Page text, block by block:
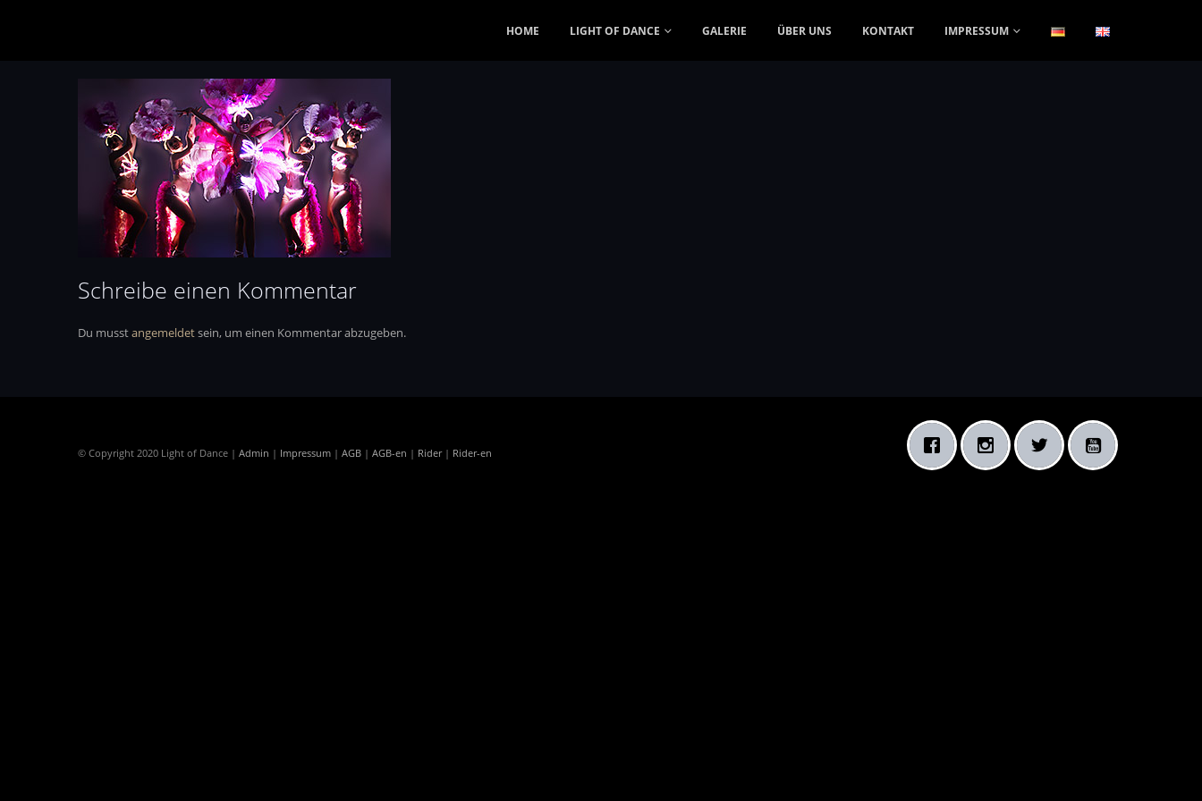
HOME LIGHT OF DANCE GALERIE ÜBER UNS KONTAKT IMPRESSUM
Schreibe einen Kommentar
Du musstangemeldetsein, um einen Kommentar abzugeben.
© Copyright 2020 Light of Dance | Admin | Impressum | AGB | AGB-en | Rider| Rider-en